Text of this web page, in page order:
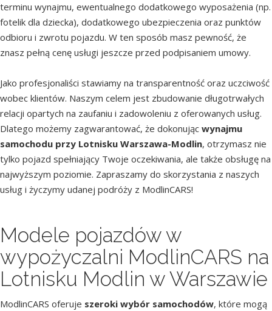
terminu wynajmu, ewentualnego dodatkowego wyposażenia (np.
fotelik dla dziecka), dodatkowego ubezpieczenia oraz punktów
odbioru i zwrotu pojazdu. W ten sposób masz pewność, że
znasz pełną cenę usługi jeszcze przed podpisaniem umowy.
Jako profesjonaliści stawiamy na transparentność oraz uczciwość
wobec klientów. Naszym celem jest zbudowanie długotrwałych
relacji opartych na zaufaniu i zadowoleniu z oferowanych usług.
Dlatego możemy zagwarantować, że dokonując wynajmu
samochodu przy Lotnisku Warszawa-Modlin, otrzymasz nie
tylko pojazd spełniający Twoje oczekiwania, ale także obsługę na
najwyższym poziomie. Zapraszamy do skorzystania z naszych
usług i życzymy udanej podróży z ModlinCARS!
Modele pojazdów w
wypożyczalni ModlinCARS na
Lotnisku Modlin w Warszawie
ModlinCARS oferuje szeroki wybór samochodów, które mogą